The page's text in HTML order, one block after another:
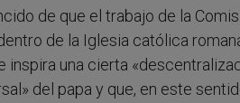
de que el trabajo de la
de la Iglesia católica
inspira una cierta
del papa y que, en este